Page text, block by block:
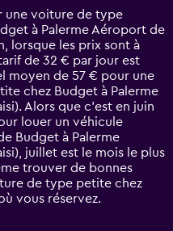
une voiture de type
à Palerme Aéroport de
lorsque les prix sont à
de 32 € par jour est
moyen de 57 € pour une
chez Budget à Palerme
Alors que c’est en juin
louer un véhicule
Budget à Palerme
juillet est le mois le plus
trouver de bonnes
de type petite chez
vous réservez.